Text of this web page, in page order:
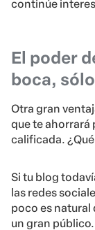
continúe
El poder
boca,
Otra gran
que te ahorrará
calificada.
Si tu blog
las redes
poco es natural
un gran público.